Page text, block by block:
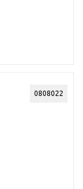
0808022